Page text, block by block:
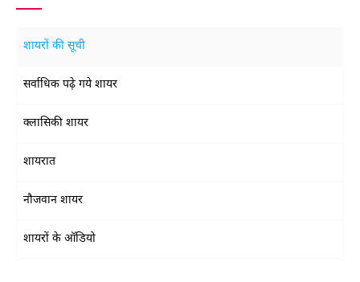
शायरों की सूची
सर्वाधिक पढ़े गये शायर
क्लासिकी शायर
शायरात
नौजवान शायर
शायरों के ऑडियो